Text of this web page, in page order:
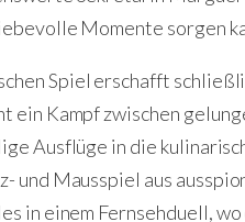
Momente sorgen
Spiel erschafft
ein Kampf zwischen
Ausflüge in die
und Mausspiel aus
in einem Fernsehduell,